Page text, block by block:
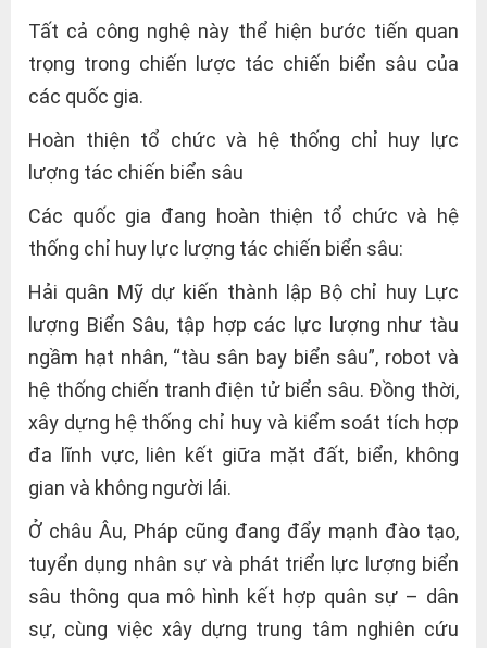
Tất cả công nghệ này thể hiện bước tiến quan
trọng trong chiến lược tác chiến biển sâu của
các quốc gia.
Hoàn thiện tổ chức và hệ thống chỉ huy lực
lượng tác chiến biển sâu
Các quốc gia đang hoàn thiện tổ chức và hệ
thống chỉ huy lực lượng tác chiến biển sâu:
Hải quân Mỹ dự kiến thành lập Bộ chỉ huy Lực
lượng Biển Sâu, tập hợp các lực lượng như tàu
ngầm hạt nhân, “tàu sân bay biển sâu”, robot và
hệ thống chiến tranh điện tử biển sâu. Đồng thời,
xây dựng hệ thống chỉ huy và kiểm soát tích hợp
đa lĩnh vực, liên kết giữa mặt đất, biển, không
gian và không người lái.
Ở châu Âu, Pháp cũng đang đẩy mạnh đào tạo,
tuyển dụng nhân sự và phát triển lực lượng biển
sâu thông qua mô hình kết hợp quân sự – dân
sự, cùng việc xây dựng trung tâm nghiên cứu